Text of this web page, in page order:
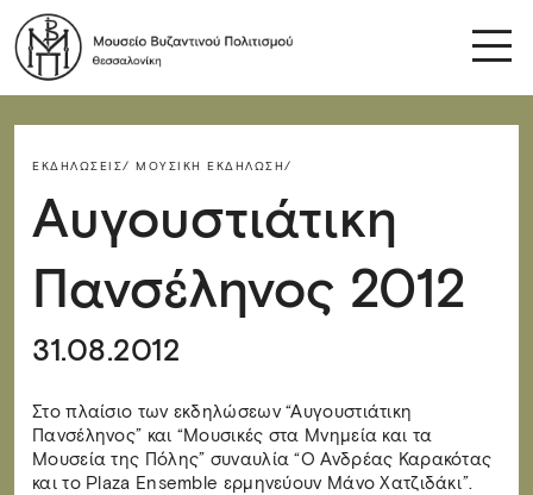
ΕΚΔΗΛΏΣΕΙΣ/ ΜΟΥΣΙΚΉ ΕΚΔΉΛΩΣΗ/
Αυγουστιάτικη
Πανσέληνος 2012
31.08.2012
Στο πλαίσιο των εκδηλώσεων “Αυγουστιάτικη
Πανσέληνος” και “Μουσικές στα Μνημεία και τα
Μουσεία της Πόλης” συναυλία “Ο Ανδρέας Καρακότας
και το Plaza Ensemble ερμηνεύουν Μάνο Χατζιδάκι”.